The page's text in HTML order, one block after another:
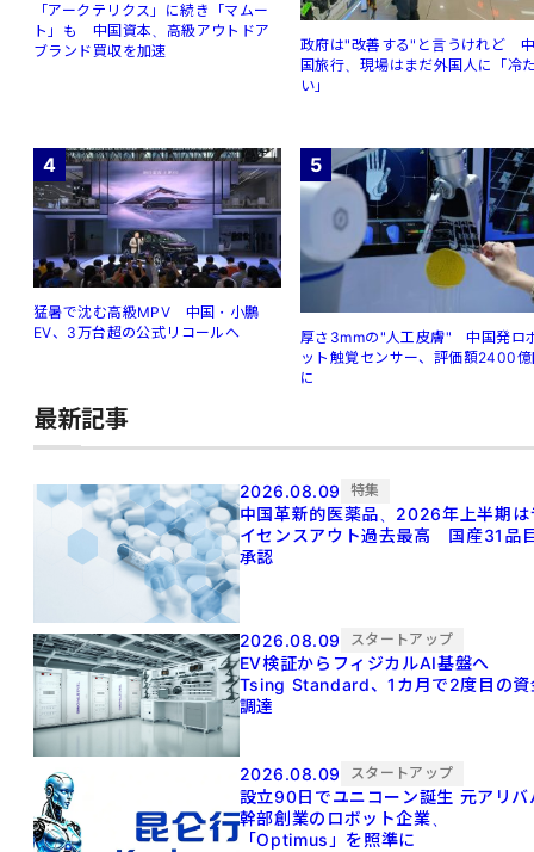
「アークテリクス」に続き「マムー
ト」も 中国資本、高級アウトドア
ブランド買収を加速
政府は"改善する"と言うけれど
国旅行、現場はまだ外国人に「冷
い」
4
猛暑で沈む高級MPV 中国・小鵬
EV、3万台超の公式リコールへ
5
厚さ3mmの"人工皮膚" 中国発ロ
ット触覚センサー、評価額2400
に
最新記事
2026.08.09 特集
中国革新的医薬品、2026年上半期は
イセンスアウト過去最高 国産31品
承認
2026.08.09 スタートアップ
EV検証からフィジカルAI基盤へ
Tsing Standard、1カ月で2度目の資
調達
2026.08.09 スタートアップ
設立90日でユニコーン誕生 元アリババ
幹部創業のロボット企業、
「Optimus」を照準に